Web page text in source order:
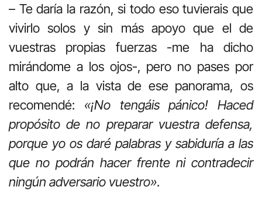
– Te daría la razón, si todo eso tuvierais que
vivirlo solos y sin más apoyo que el de
vuestras propias fuerzas -me ha dicho
mirándome a los ojos-, pero no pases por
alto que, a la vista de ese panorama, os
recomendé: «¡No tengáis pánico! Haced
propósito de no preparar vuestra defensa,
porque yo os daré palabras y sabiduría a las
que no podrán hacer frente ni contradecir
ningún adversario vuestro».